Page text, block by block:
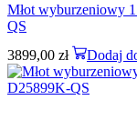
Młot wyburzeniowy
QS
3899,00 zł Dodaj